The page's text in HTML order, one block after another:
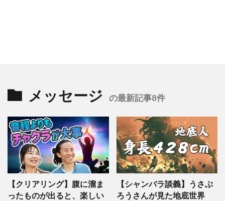
メッセージ の最新記事8件
【クリアリング】腹に溜ま
ったものが出ると、楽しい
【シャンバラ談義】うさぶ
ろうさんが見た地底世界